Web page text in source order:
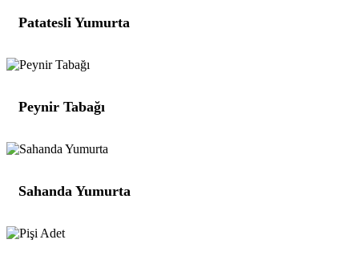
Patatesli Yumurta
Peynir Tabağı
Sahanda Yumurta